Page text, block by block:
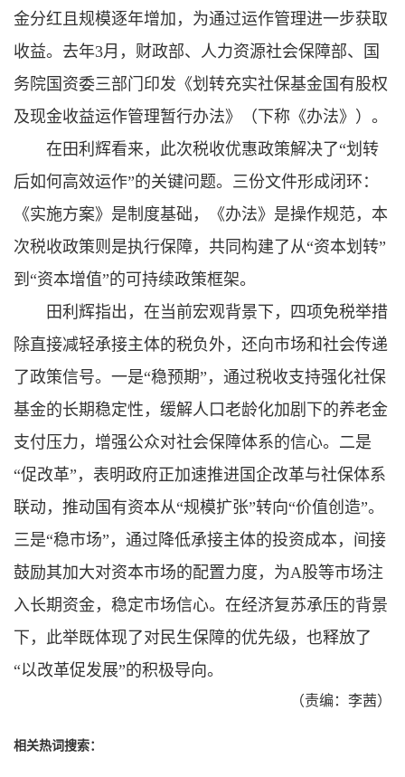
金分红且规模逐年增加，为通过运作管理进一步获取
收益。去年3月，财政部、人力资源社会保障部、国
务院国资委三部门印发《划转充实社保基金国有股权
及现金收益运作管理暂行办法》（下称《办法》）。
在田利辉看来，此次税收优惠政策解决了“划转
后如何高效运作”的关键问题。三份文件形成闭环：
《实施方案》是制度基础，《办法》是操作规范，本
次税收政策则是执行保障，共同构建了从“资本划转”
到“资本增值”的可持续政策框架。
田利辉指出，在当前宏观背景下，四项免税举措
除直接减轻承接主体的税负外，还向市场和社会传递
了政策信号。一是“稳预期”，通过税收支持强化社保
基金的长期稳定性，缓解人口老龄化加剧下的养老金
支付压力，增强公众对社会保障体系的信心。二是
“促改革”，表明政府正加速推进国企改革与社保体系
联动，推动国有资本从“规模扩张”转向“价值创造”。
三是“稳市场”，通过降低承接主体的投资成本，间接
鼓励其加大对资本市场的配置力度，为A股等市场注
入长期资金，稳定市场信心。在经济复苏承压的背景
下，此举既体现了对民生保障的优先级，也释放了
“以改革促发展”的积极导向。
（责编：李茜）
相关热词搜索：